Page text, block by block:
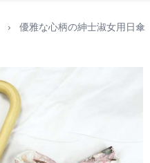
› 優雅な心柄の紳士淑女用日傘